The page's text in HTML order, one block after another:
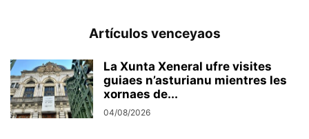
Artículos venceyaos
La Xunta Xeneral ufre visites
guiaes n’asturianu mientres les
xornaes de...
04/08/2026